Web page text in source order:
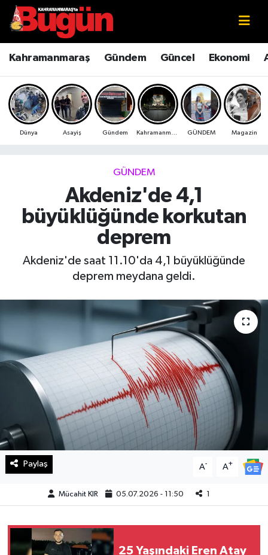
Kahramanmaraş Gündem Güncel Ekonomi
Dünya Asayiş Gündem GÜNDEM Magazin
GÜNDEM
Akdeniz'de 4,1
büyüklüğünde korkutan
deprem
Akdeniz'de saat 11.10'da 4,1 büyüklüğünde
deprem meydana geldi.
Paylaş A- A+
Mücahit KIR 05.07.2026 - 11:50 1
25 Yaşındaki Eren Atay
Kahramanmaraş
Kahramanmaraş Sokak Röportajları
Bilim ve Teknoloji
Çevre
Ekonomi
Genel
Güncel
Kültür Sanat
Magazin
Manşet Altı
Manşetler
Resmi İlan
Sağlık
SürManşet
Kahramanmaraş Nöbetçi Eczaneler
Kahramanmaraş Hava Durumu
Kahramanmaraş Namaz Vakitleri
Kahramanmaraş Trafik Yoğunluk Haritası
Süper Lig Puan Durumu ve Fikstür
Tüm Manşetler
Son Dakika Haberleri
Haber Arşivi